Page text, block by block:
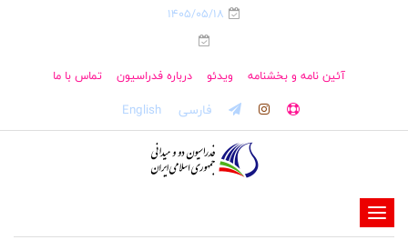
1405/05/18
آئین نامه و بخشنامه ویدئو درباره فدراسیون تماس با ما
فارسی English
-
-